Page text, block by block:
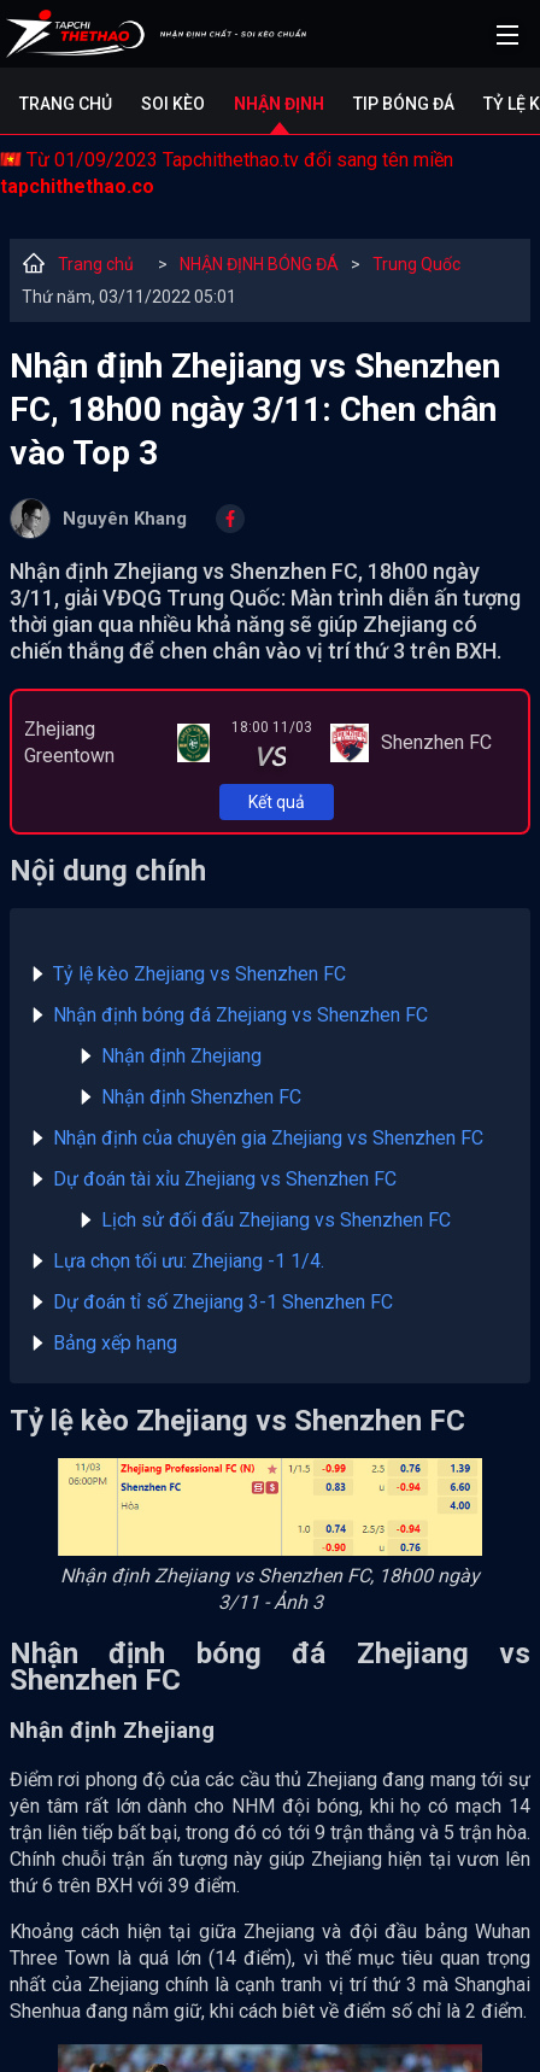
TRANG CHỦ SOI KÈO NHẬN ĐỊNH TIP BÓNG ĐÁ TỶ LỆ
Từ 01/09/2023 Tapchithethao.tv đổi sang tên miền
tapchithethao.co
Trang chủ > NHẬN ĐỊNH BÓNG ĐÁ >
Trung Quốc
Thứ năm, 03/11/2022 05:01
Nhận định Zhejiang vs Shenzhen
FC, 18h00 ngày 3/11: Chen chân
vào Top 3
Nguyên Khang
Nhận định Zhejiang vs Shenzhen FC, 18h00 ngày
3/11, giải VĐQG Trung Quốc: Màn trình diễn ấn tượng
thời gian qua nhiều khả năng sẽ giúp Zhejiang có
chiến thắng để chen chân vào vị trí thứ 3 trên BXH.
Zhejiang
Greentown
18:00 11/03
VS Shenzhen FC
Kết quả
Nội dung chính
Tỷ lệ kèo Zhejiang vs Shenzhen FC
Nhận định bóng đá Zhejiang vs Shenzhen FC
Nhận định Zhejiang
Nhận định Shenzhen FC
Nhận định của chuyên gia Zhejiang vs Shenzhen FC
Dự đoán tài xỉu Zhejiang vs Shenzhen FC
Lịch sử đối đấu Zhejiang vs Shenzhen FC
Lựa chọn tối ưu: Zhejiang -1 1/4.
Dự đoán tỉ số Zhejiang 3-1 Shenzhen FC
Bảng xếp hạng
Tỷ lệ kèo Zhejiang vs Shenzhen FC
Nhận định Zhejiang vs Shenzhen FC, 18h00 ngày
3/11 - Ảnh 3
Nhận định bóng đá Zhejiang vs
Shenzhen FC
Nhận định Zhejiang
Điểm rơi phong độ của các cầu thủ Zhejiang đang mang tới sự
yên tâm rất lớn dành cho NHM đội bóng, khi họ có mạch 14
trận liên tiếp bất bại, trong đó có tới 9 trận thắng và 5 trận hòa.
Chính chuỗi trận ấn tượng này giúp Zhejiang hiện tại vươn lên
thứ 6 trên BXH với 39 điểm.
Khoảng cách hiện tại giữa Zhejiang và đội đầu bảng Wuhan
Three Town là quá lớn (14 điểm), vì thế mục tiêu quan trọng
nhất của Zhejiang chính là cạnh tranh vị trí thứ 3 mà Shanghai
Shenhua đang nắm giữ, khi cách biêt về điểm số chỉ là 2 điểm.